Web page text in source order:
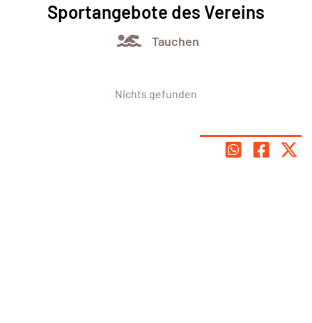
Sportangebote des Vereins
Tauchen
Nichts gefunden